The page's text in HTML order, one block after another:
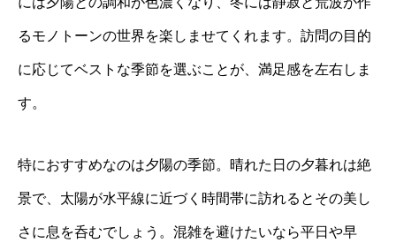
るモノトーンの世界を楽しませてくれます。訪問の目的
に応じてベストな季節を選ぶことが、満足感を左右しま
す。
特におすすめなのは夕陽の季節。晴れた日の夕暮れは絶
景で、太陽が水平線に近づく時間帯に訪れるとその美し
さに息を呑むでしょう。混雑を避けたいなら平日や早